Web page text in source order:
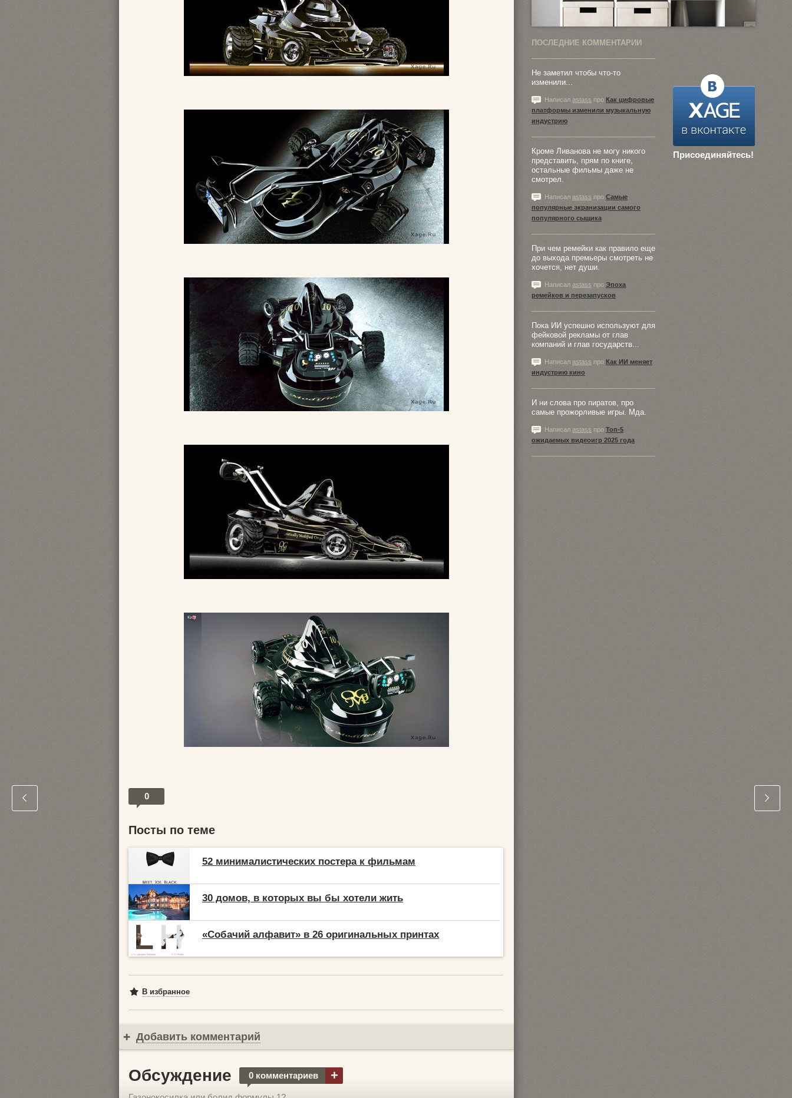
0
Посты по теме
52 минималистических постера к фильмам
30 домов, в которых вы бы хотели жить
«Собачий алфавит» в 26 оригинальных принтах
В избранное
Добавить комментарий
Обсуждение 0 комментариев +
ПОСЛЕДНИЕ КОММЕНТАРИИ
Присоединяйтесь!
Не заметил чтобы что-то
изменили...
Написал astass про Как цифровые
платформы изменили музыкальную
индустрию
Кроме Ливанова не могу никого
представить, прям по книге,
остальные фильмы даже не
смотрел.
Написал astass про Самые
популярные экранизации самого
популярного сыщика
При чем ремейки как правило еще
до выхода премьеры смотреть не
хочется, нет души.
Написал astass про Эпоха
ремейков и перезапусков
Пока ИИ успешно используют для
фейковой рекламы от глав
компаний и глав государств...
Написал astass про Как ИИ меняет
индустрию кино
И ни слова про пиратов, про
самые прожорливые игры. Мда.
Написал astass про Топ-5
ожидаемых видеоигр 2025 года